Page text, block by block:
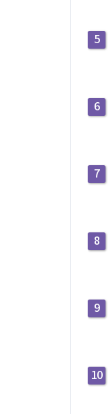
5
6
7
8
9
10